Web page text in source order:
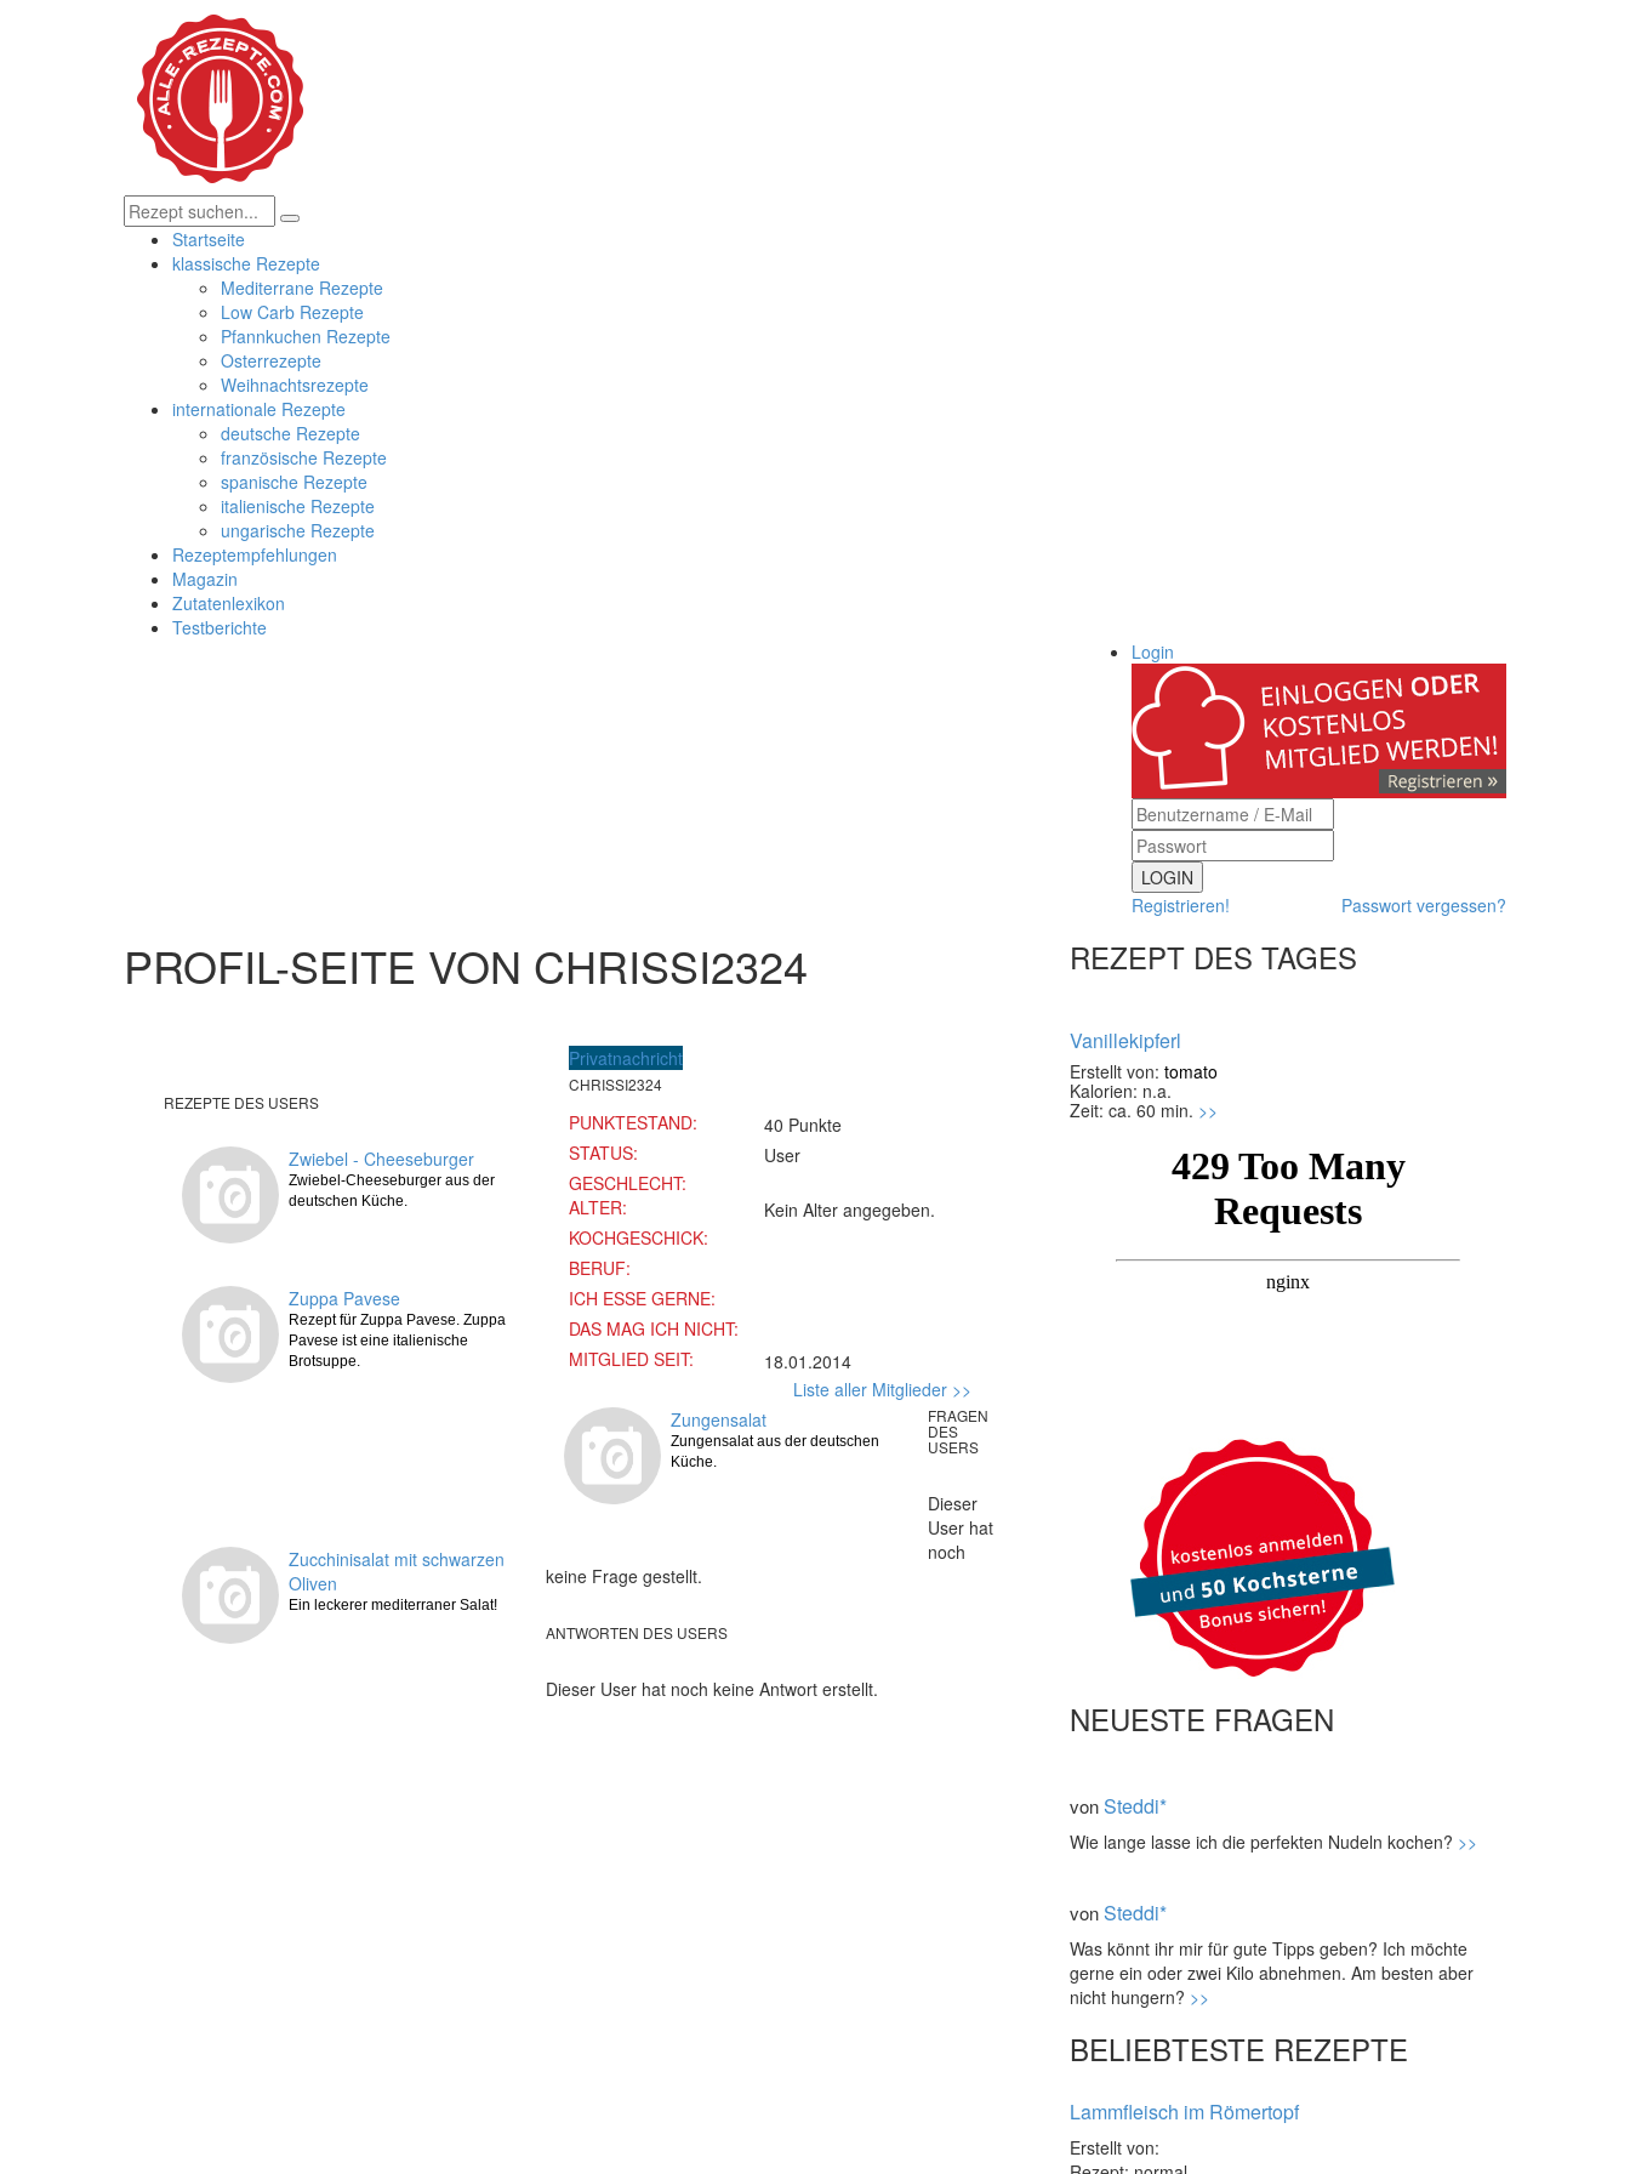
Startseite
klassische Rezepte
Mediterrane Rezepte
Low Carb Rezepte
Pfannkuchen Rezepte
Osterrezepte
Weihnachtsrezepte
internationale Rezepte
deutsche Rezepte
französische Rezepte
spanische Rezepte
italienische Rezepte
ungarische Rezepte
Rezeptempfehlungen
Magazin
Zutatenlexikon
Testberichte
Login
LOGIN
Registrieren!
Passwort vergessen?
PROFIL-SEITE VON CHRISSI2324
Privatnachricht
CHRISSI2324
PUNKTESTAND:
40 Punkte
STATUS:
User
GESCHLECHT:
ALTER:
Kein Alter angegeben.
KOCHGESCHICK:
BERUF:
ICH ESSE GERNE:
DAS MAG ICH NICHT:
MITGLIED SEIT:
18.01.2014
Liste aller Mitglieder >>
REZEPTE DES USERS
Zwiebel - Cheeseburger
Zwiebel-Cheeseburger aus der
deutschen Küche.
Zuppa Pavese
Rezept für Zuppa Pavese. Zuppa
Pavese ist eine italienische
Brotsuppe.
Zungensalat
Zungensalat aus der deutschen
Küche.
Zucchinisalat mit schwarzen
Oliven
Ein leckerer mediterraner Salat!
FRAGEN
DES
USERS
Dieser
User hat
noch
keine Frage gestellt.
ANTWORTEN DES USERS
Dieser User hat noch keine Antwort erstellt.
REZEPT DES TAGES
Vanillekipferl
Erstellt von: tomato
Kalorien: n.a.
Zeit: ca. 60 min. >>
NEUESTE FRAGEN
vonSteddi*
Wie lange lasse ich die perfekten Nudeln kochen? >>
vonSteddi*
Was könnt ihr mir für gute Tipps geben? Ich möchte
gerne ein oder zwei Kilo abnehmen. Am besten aber
nicht hungern? >>
BELIEBTESTE REZEPTE
Lammfleisch im Römertopf
Erstellt von: